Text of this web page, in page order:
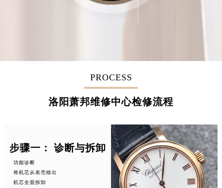
PROCESS
洛阳萧邦维修中心检修流程
步骤一： 诊断与拆卸
功能诊断
将机芯从表壳移出
机芯全面拆卸